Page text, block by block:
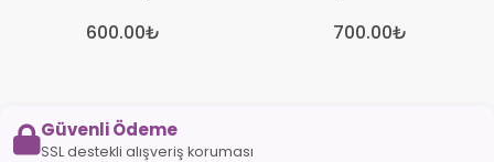
600.00₺
700.00₺
Güvenli Ödeme
SSL destekli alışveriş koruması